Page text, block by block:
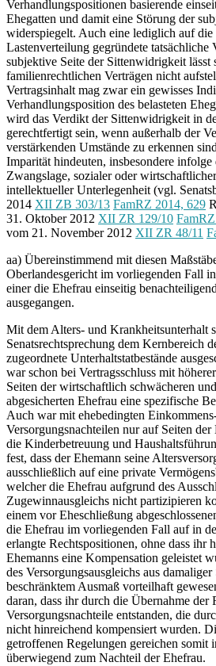
Verhandlungspositionen basierende
Ehegatten und damit eine Störung der
widerspiegelt. Auch eine lediglich auf
Lastenverteilung gegründete tatsächliche
subjektive Seite der Sittenwidrigkeit lässt
familienrechtlichen Verträgen nicht
Vertragsinhalt mag zwar ein gewisses
Verhandlungsposition des belasteten
wird das Verdikt der Sittenwidrigkeit in
gerechtfertigt sein, wenn außerhalb der
verstärkenden Umstände zu erkennen
Imparität hindeuten, insbesondere
Zwangslage, sozialer oder
intellektueller Unterlegenheit (vgl.
2014 XII ZB 303/13 FamRZ 2014, 629
31. Oktober 2012 XII ZR 129/10
vom 21. November 2012 XII ZR 48/11
aa) Übereinstimmend mit diesen
Oberlandesgericht im vorliegenden Fall
einer die Ehefrau einseitig
ausgegangen.
Mit dem Alters- und Krankheitsunterhalt
Senatsrechtsprechung dem Kernbereich
zugeordnete Unterhaltstatbestände
war schon bei Vertragsschluss mit
Seiten der wirtschaftlich schwächeren
abgesicherten Ehefrau eine spezifische
Auch war mit ehebedingten
Versorgungsnachteilen nur auf Seiten
die Kinderbetreuung und
fest, dass der Ehemann seine
ausschließlich auf eine private
welcher die Ehefrau aufgrund des
Zugewinnausgleichs nicht partizipieren
einem vor Eheschließung
die Ehefrau im vorliegenden Fall auf in
erlangte Rechtspositionen, ohne dass ihr
Ehemanns eine Kompensation geleistet
des Versorgungsausgleichs aus
beschränktem Ausmaß vorteilhaft
daran, dass ihr durch die Übernahme der
Versorgungsnachteile entstanden, die
nicht hinreichend kompensiert wurden.
getroffenen Regelungen gereichen
überwiegend zum Nachteil der Ehefrau.